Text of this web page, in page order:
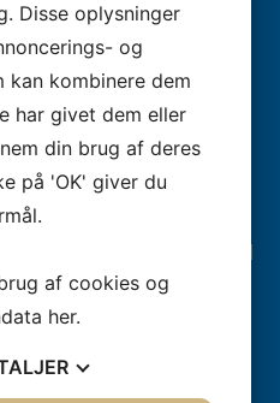
både udluftning, men
af ventilation
affugtere
– hvis der allerede
en
til
fugt i boliger og andre
hjælp af maskinen,
væsker i både vægge,
Disse oplysninger
og
kan kombinere dem
har givet dem eller
din brug af deres
på 'OK' giver du
af cookies og
her.